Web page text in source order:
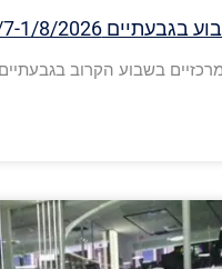
26/7-1/8/2026
בשבוע הקרוב